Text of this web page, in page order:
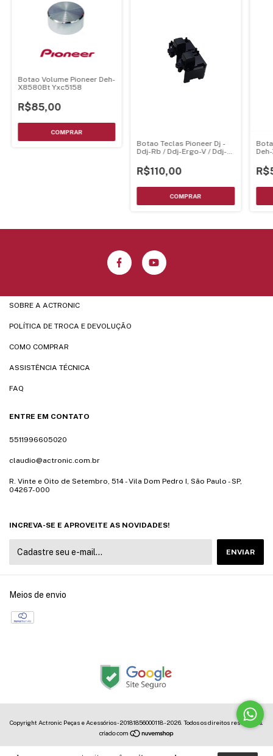
Botao Volume Pioneer Deh-
X8580Bt Yxc5158
R$85,00
Botao Teclas Pioneer Dj -
Ddj-Rb / Ddj-Ergo-V / Ddj-T1
R$110,00
SOBRE A ACTRONIC
POLÍTICA DE TROCA E DEVOLUÇÃO
COMO COMPRAR
ASSISTÊNCIA TÉCNICA
FAQ
ENTRE EM CONTATO
5511996605020
claudio@actronic.com.br
R. Vinte e Oito de Setembro, 514 - Vila Dom Pedro I, São Paulo - SP,
04267-000
INCREVA-SE E APROVEITE AS NOVIDADES!
Meios de envio
Copyright Actronic Peças e Acessórios - 20181856000118 - 2026. Todos os direitos reservados.